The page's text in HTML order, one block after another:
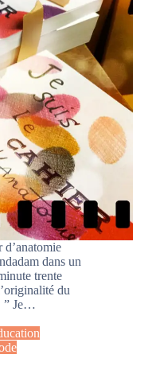
d’anatomie
dans un
trente
du
” Je…